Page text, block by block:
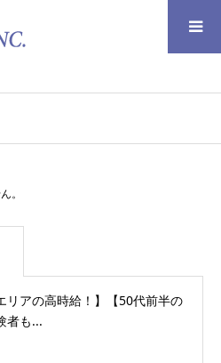
検索
。
リアの高時給！】【50代前半の
者も...